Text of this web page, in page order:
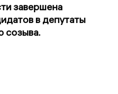
завершена
в депутаты
созыва.